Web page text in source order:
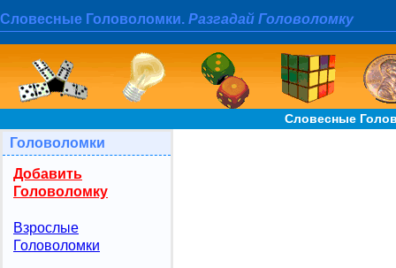
Словесные Головоломки. Разгадай Головоломку
Словесные
Головоломки
Добавить
Головоломку
Взрослые
Головоломки